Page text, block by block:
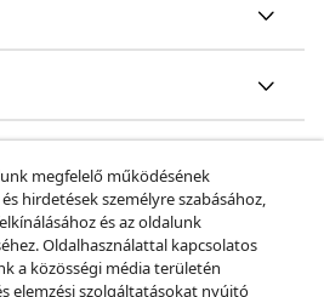
megfelelő működésének
hirdetések személyre szabásához,
és az oldalunk
Oldalhasználattal kapcsolatos
a közösségi média területén
elemzési szolgáltatásokat nyújtó